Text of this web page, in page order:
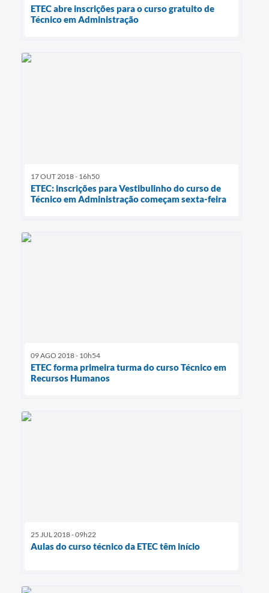
ETEC abre inscrições para o curso gratuito de
Técnico em Administração
17 OUT 2018 - 16h50
ETEC: inscrições para Vestibulinho do curso de
Técnico em Administração começam sexta-feira
09 AGO 2018 - 10h54
ETEC forma primeira turma do curso Técnico em
Recursos Humanos
25 JUL 2018 - 09h22
Aulas do curso técnico da ETEC têm início